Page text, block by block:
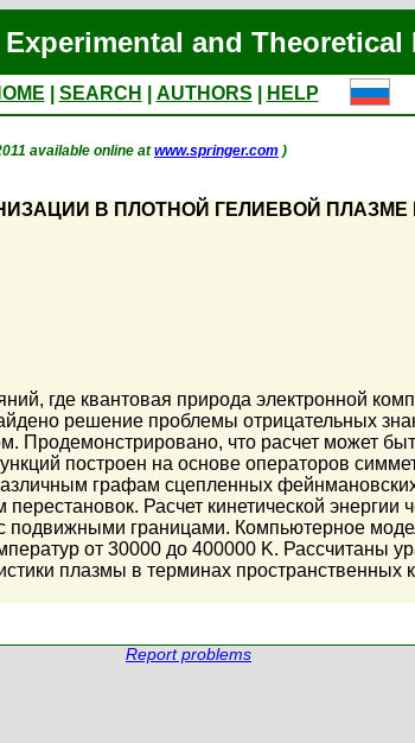
and Theoretical
SEARCH AUTHORS
HELP
available online atwww.springer.com )
В ПЛОТНОЙ ГЕЛИЕВОЙ
где квантовая природа электронной
решение проблемы отрицательных
Продемонстрировано, что расчет может
построен на основе операторов
графам сцепленных
Расчет кинетической
подвижными границами. Компьютерное
от 30000 до 400000 K. Рассчитаны
плазмы в терминах
Report problems